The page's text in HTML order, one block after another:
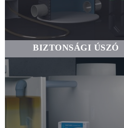
BIZTONSÁGI ÚSZÓ